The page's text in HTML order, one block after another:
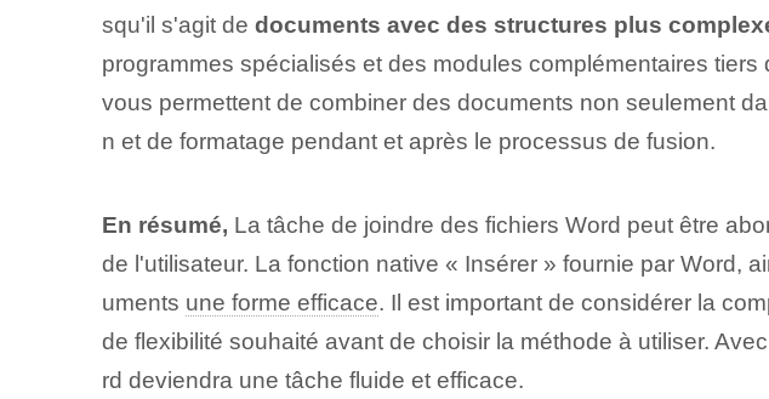
squ'il s'agit de documents avec des structures plus
programmes spécialisés et des modules complémentaires
vous permettent de combiner des documents non seulement
n et de formatage pendant et après le processus de fusion.
En résumé, La tâche de joindre des fichiers Word peut être
de l'utilisateur. La fonction native « Insérer »⁤ fournie par Word,
uments une forme efficace. Il est important de considérer la
de flexibilité souhaité avant de choisir la méthode à utiliser.
rd deviendra une tâche fluide et efficace.